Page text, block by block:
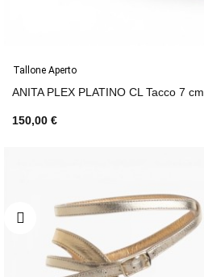
Tallone Aperto
ANITA PLEX PLATINO CL Tacco 7 cm
150,00 €